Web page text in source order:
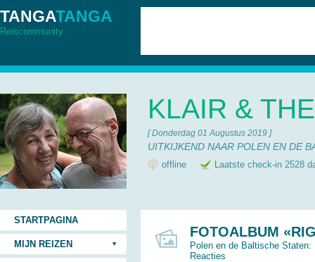
TANGATANGA
Reiscommunity
KLAIR &
[ Donderdag 01 Augustus 2019 ]
UITKIJKEND NAAR POLEN EN DE
offline Laatste check-in 2528
FOTOALBUM
Polen en de Baltische
Reacties
STARTPAGINA
MIJN REIZEN